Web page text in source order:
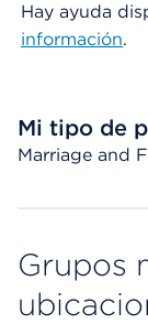
Hay ayuda
información.
Mi tipo de
Marriage and
Grupos